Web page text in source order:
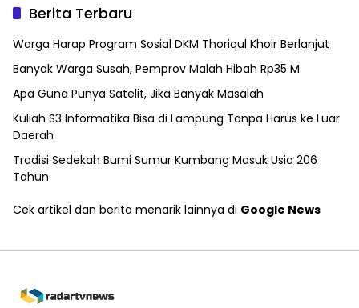
Berita Terbaru
Warga Harap Program Sosial DKM Thoriqul Khoir Berlanjut
Banyak Warga Susah, Pemprov Malah Hibah Rp35 M
Apa Guna Punya Satelit, Jika Banyak Masalah
Kuliah S3 Informatika Bisa di Lampung Tanpa Harus ke Luar
Daerah
Tradisi Sedekah Bumi Sumur Kumbang Masuk Usia 206
Tahun
Cek artikel dan berita menarik lainnya di Google News